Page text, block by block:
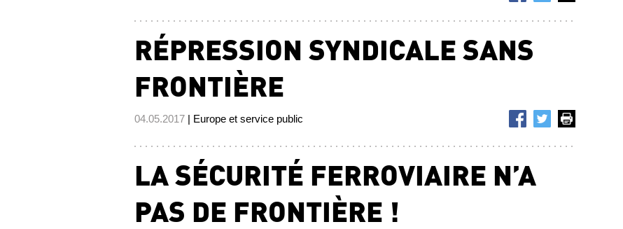
RÉPRESSION SYNDICALE SANS
FRONTIÈRE
04.05.2017 | Europe et service public
LA SÉCURITÉ FERROVIAIRE N’A
PAS DE FRONTIÈRE !